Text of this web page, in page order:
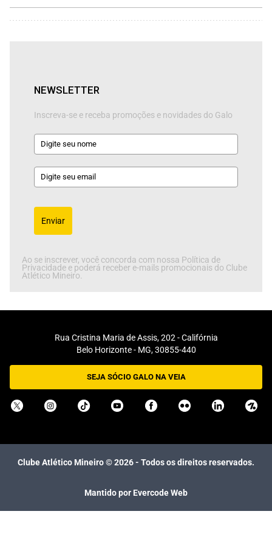
NEWSLETTER
Inscreva-se e receba promoções e novidades do Galo
Enviar
Ao se inscrever, você concorda com nossa Política de
Privacidade e poderá receber e-mails promocionais do Clube
Atlético Mineiro.
Rua Cristina Maria de Assis, 202 - Califórnia
Belo Horizonte - MG, 30855-440
SEJA SÓCIO GALO NA VEIA
Clube Atlético Mineiro ©2026- Todos os direitos reservados.
Mantido por Evercode Web